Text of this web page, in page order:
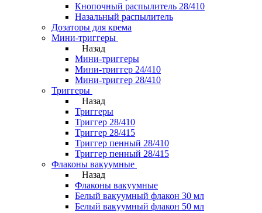
Кнопочный распылитель 28/410
Назальный распылитель
Дозаторы для крема
Мини-триггеры
Назад
Мини-триггеры
Мини-триггер 24/410
Мини-триггер 28/410
Триггеры
Назад
Триггеры
Триггер 28/410
Триггер 28/415
Триггер пенный 28/410
Триггер пенный 28/415
Флаконы вакуумные
Назад
Флаконы вакуумные
Белый вакуумный флакон 30 мл
Белый вакуумный флакон 50 мл